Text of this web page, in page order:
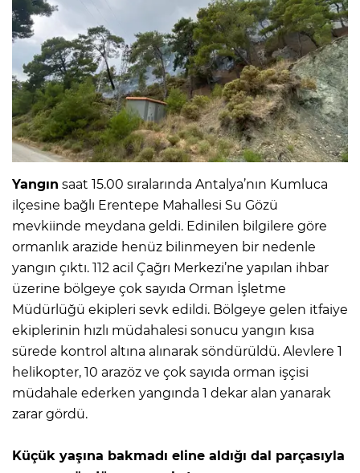
Yangın saat 15.00 sıralarında Antalya’nın Kumluca
ilçesine bağlı Erentepe Mahallesi Su Gözü
mevkiinde meydana geldi. Edinilen bilgilere göre
ormanlık arazide henüz bilinmeyen bir nedenle
yangın çıktı. 112 acil Çağrı Merkezi’ne yapılan ihbar
üzerine bölgeye çok sayıda Orman İşletme
Müdürlüğü ekipleri sevk edildi. Bölgeye gelen itfaiye
ekiplerinin hızlı müdahalesi sonucu yangın kısa
sürede kontrol altına alınarak söndürüldü. Alevlere 1
helikopter, 10 arazöz ve çok sayıda orman işçisi
müdahale ederken yangında 1 dekar alan yanarak
zarar gördü.
Küçük yaşına bakmadı eline aldığı dal parçasıyla